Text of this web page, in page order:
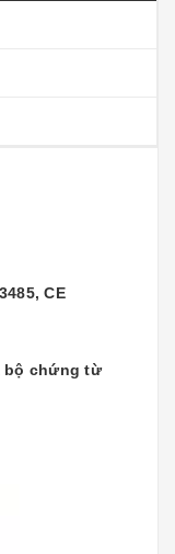
CE
bộ chứng từ